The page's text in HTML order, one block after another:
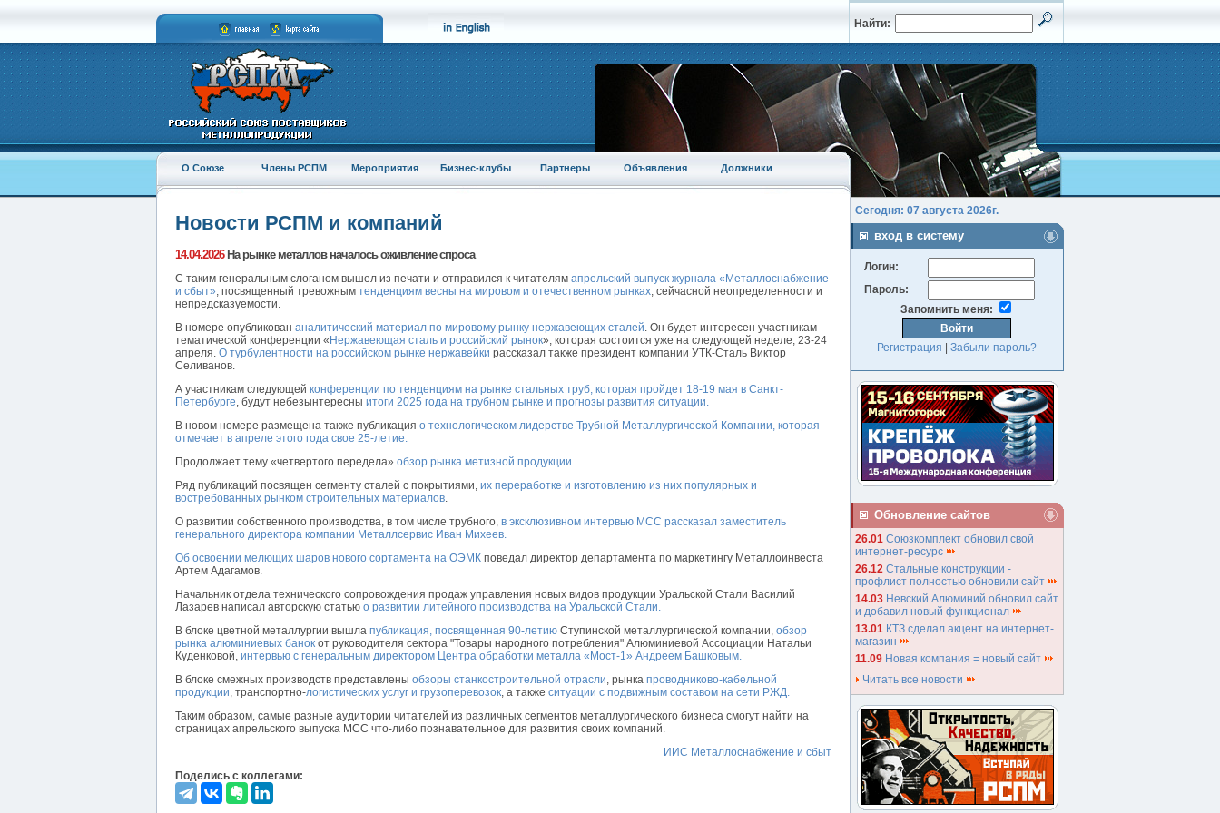
Найти:
О Союзе Члены РСПМ Мероприятия Бизнес-клубы Партнеры Объявления Должники
Новости РСПМ и компаний
14.04.2026На рынке металлов началось оживление спроса
С таким генеральным слоганом вышел из печати и отправился к читателям апрельский выпуск журнала «Металлоснабжение
и сбыт», посвященный тревожным тенденциям весны на мировом и отечественном рынках, сейчасной неопределенности и
непредсказуемости.
В номере опубликован аналитический материал по мировому рынку нержавеющих сталей. Он будет интересен участникам
тематической конференции « Нержавеющая сталь и российский рынок», которая состоится уже на следующей неделе, 23-24
апреля. О турбулентности на российском рынке нержавейки рассказал также президент компании УТК-Сталь Виктор
Селиванов.
А участникам следующей конференции по тенденциям на рынке стальных труб, которая пройдет 18-19 мая в Санкт-
Петербурге, будут небезынтересны итоги 2025 года на трубном рынке и прогнозы развития ситуации.
В новом номере размещена также публикация о технологическом лидерстве Трубной Металлургической Компании, которая
отмечает в апреле этого года свое 25-летие.
Продолжает тему «четвертого передела» обзор рынка метизной продукции.
Ряд публикаций посвящен сегменту сталей с покрытиями, их переработке и изготовлению из них популярных и
востребованных рынком строительных материалов.
О развитии собственного производства, в том числе трубного, в эксклюзивном интервью МСС рассказал заместитель
генерального директора компании Металлсервис Иван Михеев.
Об освоении мелющих шаров нового сортамента на ОЭМК поведал директор департамента по маркетингу Металлоинвеста
Артем Адагамов.
Начальник отдела технического сопровождения продаж управления новых видов продукции Уральской Стали Василий
Лазарев написал авторскую статью о развитии литейного производства на Уральской Стали.
В блоке цветной металлургии вышла публикация, посвященная 90-летию Ступинской металлургической компании, обзор
рынка алюминиевых банок от руководителя сектора "Товары народного потребления" Алюминиевой Ассоциации Натальи
Куденковой, интервью с генеральным директором Центра обработки металла «Мост-1» Андреем Башковым.
В блоке смежных производств представлены обзоры станкостроительной отрасли, рынка проводниково-кабельной
продукции, транспортно-логистических услуг и грузоперевозок, а также ситуации с подвижным составом на сети РЖД.
Таким образом, самые разные аудитории читателей из различных сегментов металлургического бизнеса смогут найти на
страницах апрельского выпуска МСС что-либо познавательное для развития своих компаний.
ИИС Металлоснабжение и сбыт
Поделись с коллегами:
Сегодня: 07 августа 2026г.
вход в систему
Логин:
Пароль:
Запомнить меня:
Регистрация Забыли пароль?
Обновление сайтов
26.01 Союзкомплект обновил свой
интернет-ресурс
26.12 Стальные конструкции -
профлист полностью обновили сайт
14.03 Невский Алюминий обновил сайт
и добавил новый функционал
13.01 КТЗ сделал акцент на интернет-
магазин
11.09 Новая компания = новый сайт
Читать все новости